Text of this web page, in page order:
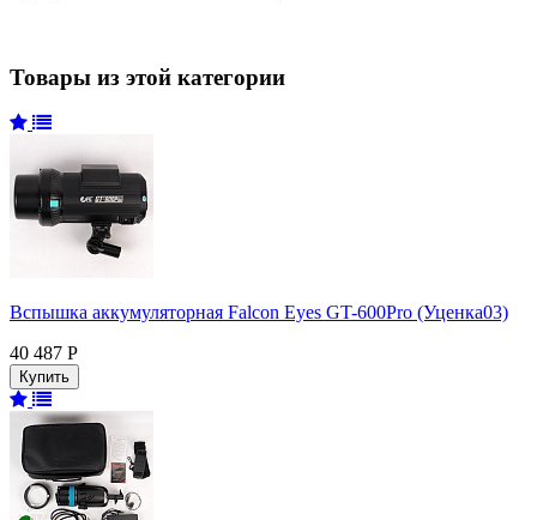
Товары из этой категории
Вспышка аккумуляторная Falcon Eyes GT-600Pro (Уценка03)
40 487 Р